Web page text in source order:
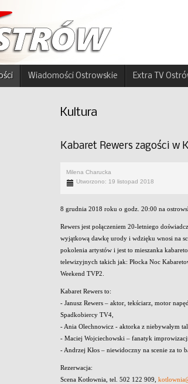
Wiadomości Ostrowskie Extra TV
Kultura
Kabaret Rewers zagości w
Milena Charucka
Utworzono: 19 listopad 2018
8 grudnia 2018 roku o godz. 20:00 na
Rewers jest połączeniem 20-letniego
wyjątkową dawkę urody i wdzięku wnosi na
pokolenia artystów i jest to mieszanka
telewizyjnych takich jak: Płocka Noc
Weekend TVP2.
Kabaret Rewers to:
- Janusz Rewers – aktor, tekściarz, motor
Spadkobiercy TV4,
- Ania Olechnowicz - aktorka z niebywałym
- Maciej Wojciechowski – fanatyk
- Andrzej Kłos – niewidoczny na scenie za to
Rezerwacja:
Scena Kotłownia, tel. 502 122 909,